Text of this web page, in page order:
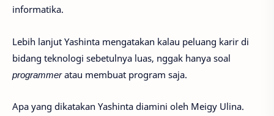
informatika.
Lebih lanjut Yashinta mengatakan kalau peluang karir di
bidang teknologi sebetulnya luas, nggak hanya soal
programmeratau membuat program saja.
Apa yang dikatakan Yashinta diamini oleh Meigy Ulina.